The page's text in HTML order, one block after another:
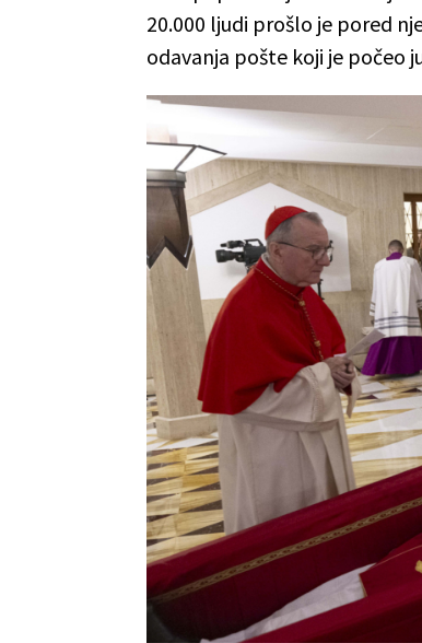
20.000 ljudi prošlo je pored
odavanja pošte koji je počeo